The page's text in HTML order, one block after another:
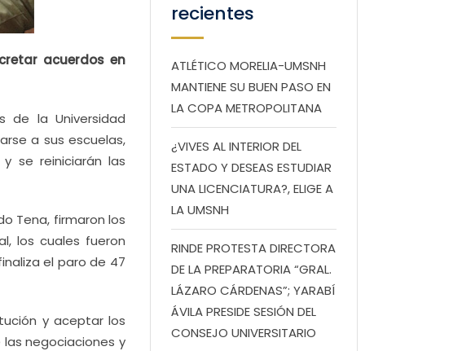
acuerdos en
de la Universidad
a sus escuelas,
se reiniciarán las
Tena, firmaron los
los cuales fueron
el paro de 47
y aceptar los
negociaciones y
recientes
ATLÉTICO MORELIA-UMSNH
MANTIENE SU BUEN PASO EN
LA COPA METROPOLITANA
¿VIVES AL INTERIOR DEL
ESTADO Y DESEAS ESTUDIAR
UNA LICENCIATURA?, ELIGE A
LA UMSNH
RINDE PROTESTA DIRECTORA
DE LA PREPARATORIA “GRAL.
LÁZARO CÁRDENAS”; YARABÍ
ÁVILA PRESIDE SESIÓN DEL
CONSEJO UNIVERSITARIO